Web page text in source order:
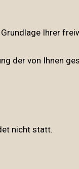
Ihrer
der von Ihnen
nicht statt.